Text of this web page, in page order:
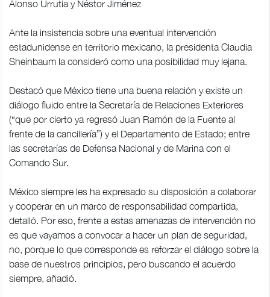
Alonso Urrutia y Néstor Jiménez
Ante la insistencia sobre una eventual intervención
estadunidense en territorio mexicano, la presidenta Claudia
Sheinbaum la consideró como una posibilidad muy lejana.
Destacó que México tiene una buena relación y existe un
diálogo fluido entre la Secretaría de Relaciones Exteriores
(“que por cierto ya regresó Juan Ramón de la Fuente al
frente de la cancillería”) y el Departamento de Estado; entre
las secretarías de Defensa Nacional y de Marina con el
Comando Sur.
México siempre les ha expresado su disposición a colaborar
y cooperar en un marco de responsabilidad compartida,
detalló. Por eso, frente a estas amenazas de intervención no
es que vayamos a convocar a hacer un plan de seguridad,
no, porque lo que corresponde es reforzar el diálogo sobre la
base de nuestros principios, pero buscando el acuerdo
siempre, añadió.